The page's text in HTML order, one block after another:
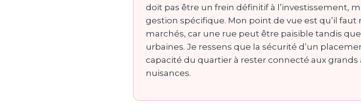
doit pas être un frein définitif à l’investissement,
gestion spécifique. Mon point de vue est qu’il
marchés, car une rue peut être paisible tandis
urbaines. Je ressens que la sécurité d’un
capacité du quartier à rester connecté aux
nuisances.